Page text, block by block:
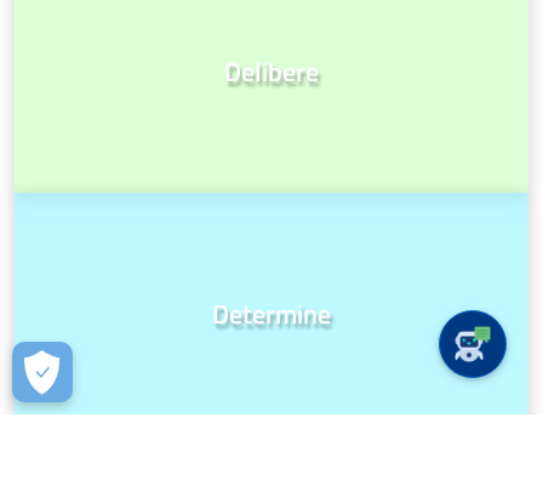
Delibere
Determine